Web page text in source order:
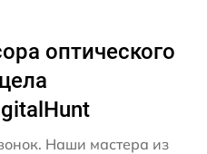
оптического
Наши мастера из